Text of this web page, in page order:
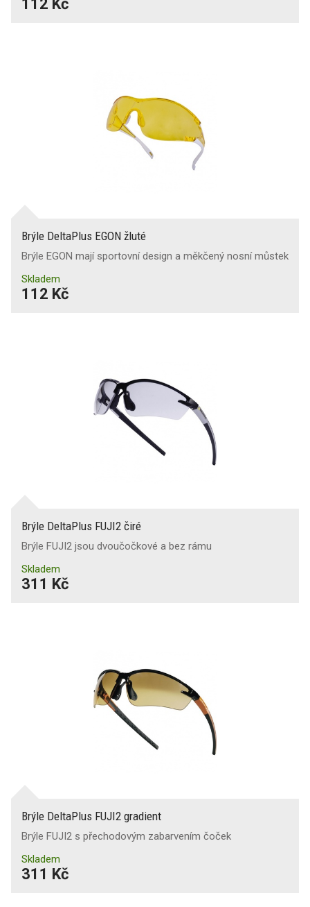
112 Kč
Brýle DeltaPlus EGON žluté
Brýle EGON mají sportovní design a měkčený nosní můstek
Skladem
112 Kč
Brýle DeltaPlus FUJI2 čiré
Brýle FUJI2 jsou dvoučočkové a bez rámu
Skladem
311 Kč
Brýle DeltaPlus FUJI2 gradient
Brýle FUJI2 s přechodovým zabarvením čoček
Skladem
311 Kč